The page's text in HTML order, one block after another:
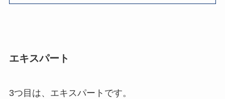
エキスパート
3つ目は、エキスパートです。